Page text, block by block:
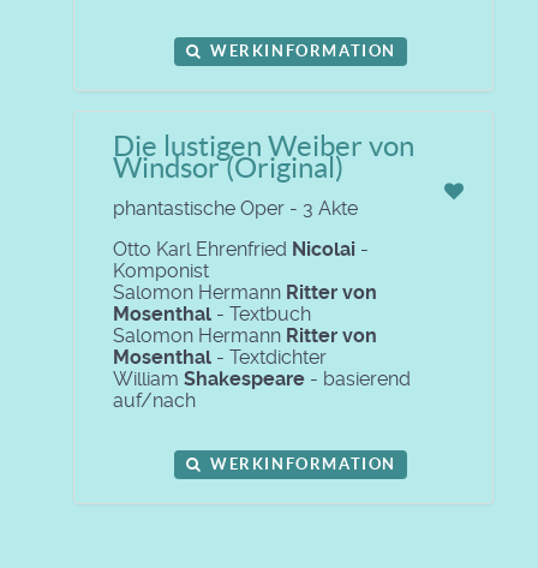
WERKINFORMATION
Die lustigen Weiber von
Windsor (Original)
phantastische Oper - 3 Akte
Otto Karl Ehrenfried Nicolai -
Komponist
Salomon Hermann Ritter von
Mosenthal - Textbuch
Salomon Hermann Ritter von
Mosenthal - Textdichter
William Shakespeare - basierend
auf/nach
WERKINFORMATION